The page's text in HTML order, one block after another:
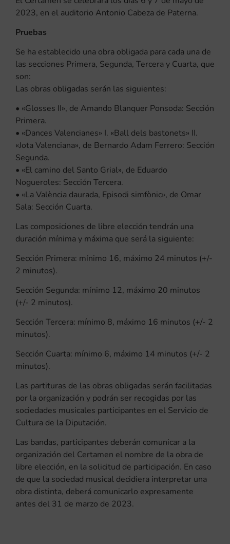
2023, en el auditorio Antonio Cabeza de Paterna.
Pruebas
Se ha establecido una obra obligada para cada una de
las secciones Primera, Segunda, Tercera y Cuarta, que
son:
Las obras obligadas serán las siguientes:
• «Glosses II», de Amando Blanquer Ponsoda: Sección
Primera.
• «Dances Valencianes» I. «Ball dels bastonets» II.
«Jota Valenciana», de Bernardo Adam Ferrero: Sección
Segunda.
• «El camino del Santo Grial», de Eduardo
Nogueroles: Sección Tercera.
• «La València daurada, Episodi simfònic», de Omar
Sala: Sección Cuarta.
Las composiciones de libre elección tendrán una
duración mínima y máxima que será la siguiente:
Sección Primera: mínimo 16, máximo 24 minutos (+/-
2 minutos).
Sección Segunda: mínimo 12, máximo 20 minutos
(+/- 2 minutos).
Sección Tercera: mínimo 8, máximo 16 minutos (+/- 2
minutos).
Sección Cuarta: mínimo 6, máximo 14 minutos (+/- 2
minutos).
Las partituras de las obras obligadas serán facilitadas
por la organización y podrán ser recogidas por las
sociedades musicales participantes en el Servicio de
Cultura de la Diputación.
Las bandas, participantes deberán comunicar a la
organización del Certamen el nombre de la obra de
libre elección, en la solicitud de participación. En caso
de que la sociedad musical decidiera interpretar una
obra distinta, deberá comunicarlo expresamente
antes del 31 de marzo de 2023.